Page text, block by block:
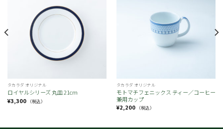
タカラダ オリジナル
ロイヤルシリーズ 丸皿 21cm
¥3,300 （税込）
タカラダ オリジナル
モトマチフェニックス ティー／コーヒー
兼用カップ
¥2,200 （税込）